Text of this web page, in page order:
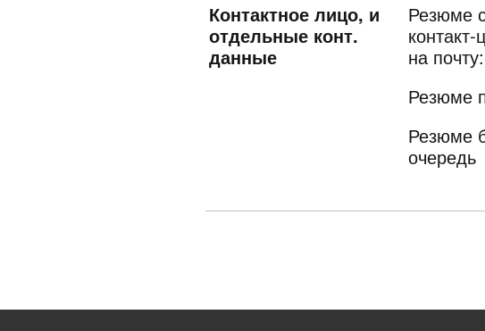
Контактное лицо, и
отдельные конт.
данные
Резюме
на почту:
Резюме
Резюме
очередь